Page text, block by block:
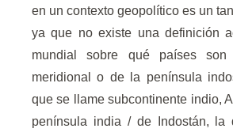
en un contexto geopolítico es un
ya que no existe una definición
mundial sobre qué países
meridional o de la península
que se llame subcontinente indio,
península india / de Indostán, la